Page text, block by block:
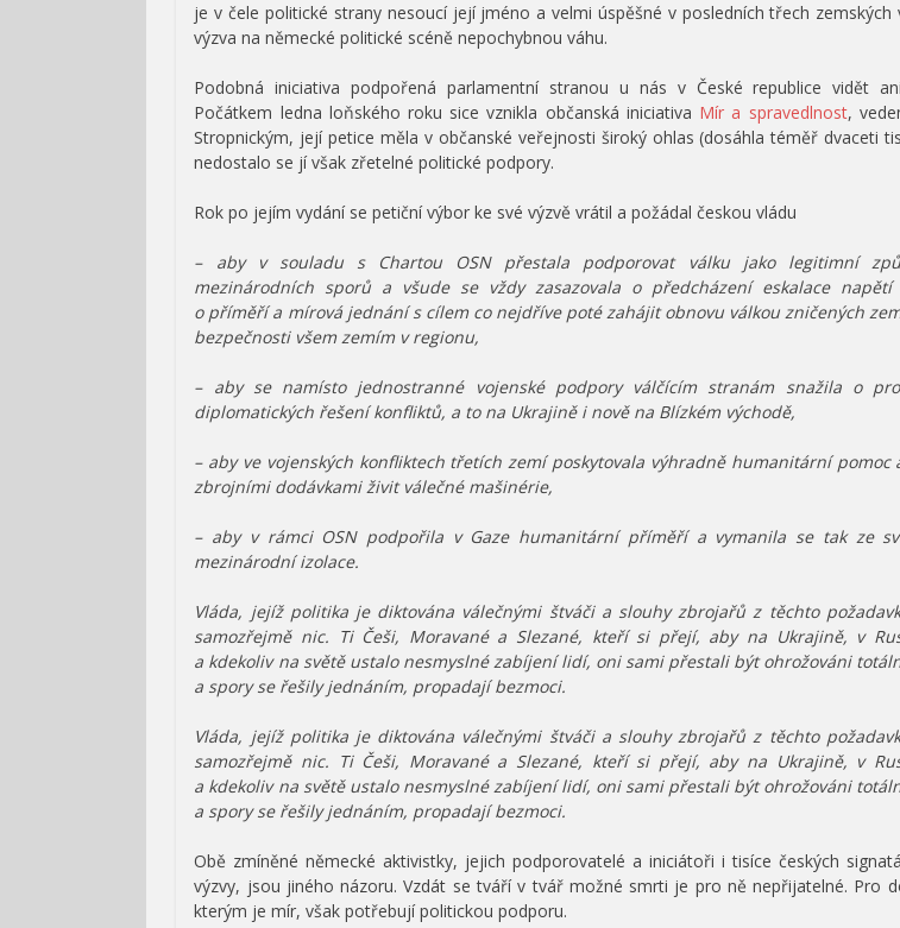
je v čele politické strany nesoucí její jméno a velmi úspěšné v posledních třech zemských
výzva na německé politické scéně nepochybnou váhu.
Podobná iniciativa podpořená parlamentní stranou u nás v České republice vidět
Počátkem ledna loňského roku sice vznikla občanská iniciativa Mír a spravedlnost,
Stropnickým, její petice měla v občanské veřejnosti široký ohlas (dosáhla téměř dvaceti
nedostalo se jí však zřetelné politické podpory.
Rok po jejím vydání se petiční výbor ke své výzvě vrátil a požádal českou vládu
– aby v souladu s Chartou OSN přestala podporovat válku jako legitimní
mezinárodních sporů a všude se vždy zasazovala o předcházení eskalace
o příměří a mírová jednání s cílem co nejdříve poté zahájit obnovu válkou zničených
bezpečnosti všem zemím v regionu,
– aby se namísto jednostranné vojenské podpory válčícím stranám snažila o
diplomatických řešení konfliktů, a to na Ukrajině i nově na Blízkém východě,
– aby ve vojenských konfliktech třetích zemí poskytovala výhradně humanitární pomoc
zbrojními dodávkami živit válečné mašinérie,
– aby v rámci OSN podpořila v Gaze humanitární příměří a vymanila se tak ze
mezinárodní izolace.
Vláda, jejíž politika je diktována válečnými štváči a slouhy zbrojařů z těchto
samozřejmě nic. Ti Češi, Moravané a Slezané, kteří si přejí, aby na Ukrajině, v
a kdekoliv na světě ustalo nesmyslné zabíjení lidí, oni sami přestali být ohrožováni
a spory se řešily jednáním, propadají bezmoci.
Vláda, jejíž politika je diktována válečnými štváči a slouhy zbrojařů z těchto
samozřejmě nic. Ti Češi, Moravané a Slezané, kteří si přejí, aby na Ukrajině, v
a kdekoliv na světě ustalo nesmyslné zabíjení lidí, oni sami přestali být ohrožováni
a spory se řešily jednáním, propadají bezmoci.
Obě zmíněné německé aktivistky, jejich podporovatelé a iniciátoři i tisíce českých
výzvy, jsou jiného názoru. Vzdát se tváří v tvář možné smrti je pro ně nepřijatelné. Pro
kterým je mír, však potřebují politickou podporu.